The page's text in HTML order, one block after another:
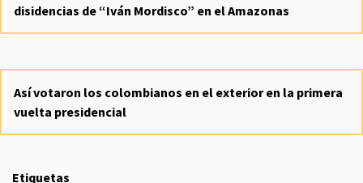
disidencias de “Iván Mordisco” en el Amazonas
Así votaron los colombianos en el exterior en la primera
vuelta presidencial
Etiquetas